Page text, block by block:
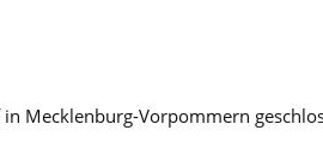
Mecklenburg-Vorpommern